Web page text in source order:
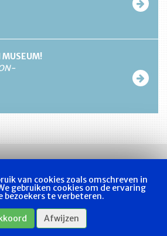
MUSEUM!
Les & examen Bladen
van cookies zoals omschreven in
gebruiken cookies om de ervaring
bezoekers te verbeteren.
Afwijzen